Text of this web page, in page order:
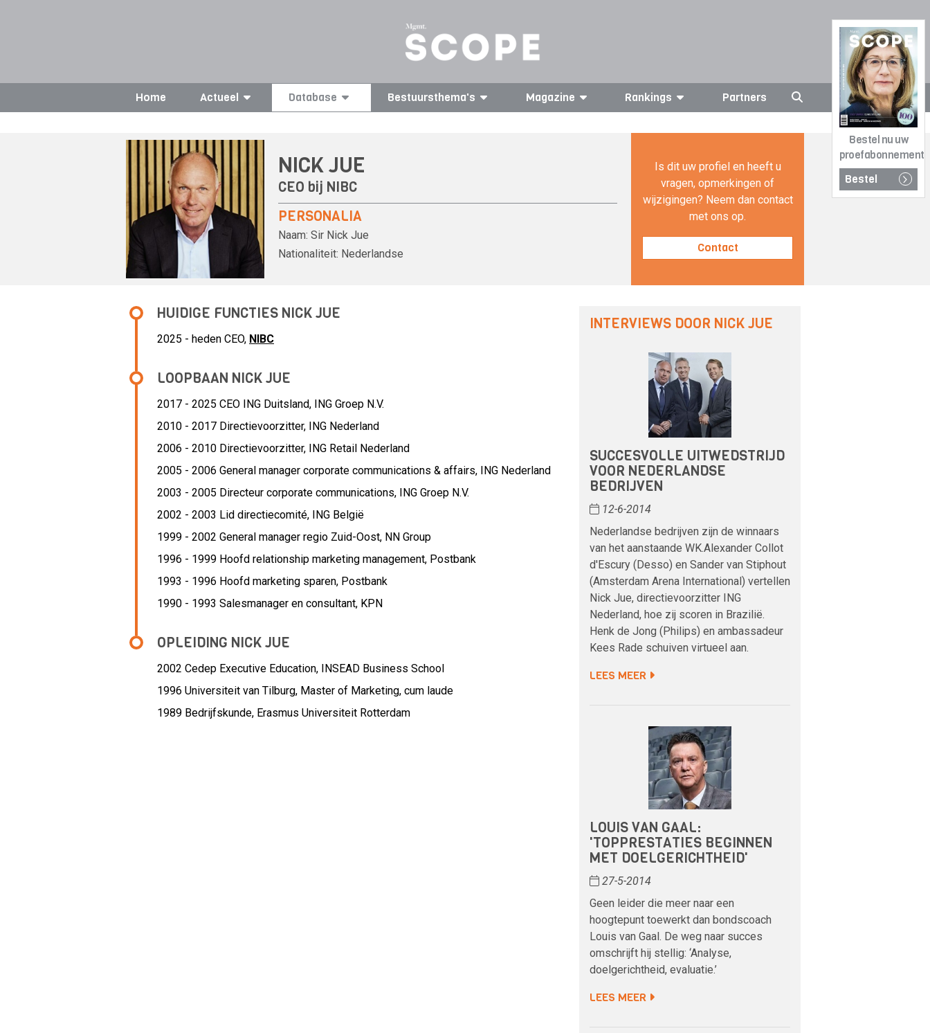
Bestel nu uw
proefabonnement
Bestel
Home Actueel Database Bestuursthema's Magazine Rankings Partners
NICK JUE
CEO bij NIBC
PERSONALIA
Naam: Sir Nick Jue
Nationaliteit: Nederlandse
Is dit uw profiel en heeft u
vragen, opmerkingen of
wijzigingen? Neem dan contact
met ons op.
Contact
HUIDIGE FUNCTIES NICK JUE
2025 - heden CEO, NIBC
LOOPBAAN NICK JUE
2017 - 2025 CEO ING Duitsland, ING Groep N.V.
2010 - 2017 Directievoorzitter, ING Nederland
2006 - 2010 Directievoorzitter, ING Retail Nederland
2005 - 2006 General manager corporate communications & affairs, ING Nederland
2003 - 2005 Directeur corporate communications, ING Groep N.V.
2002 - 2003 Lid directiecomité, ING België
1999 - 2002 General manager regio Zuid-Oost, NN Group
1996 - 1999 Hoofd relationship marketing management, Postbank
1993 - 1996 Hoofd marketing sparen, Postbank
1990 - 1993 Salesmanager en consultant, KPN
OPLEIDING NICK JUE
2002 Cedep Executive Education, INSEAD Business School
1996 Universiteit van Tilburg, Master of Marketing, cum laude
1989 Bedrijfskunde, Erasmus Universiteit Rotterdam
INTERVIEWS DOOR NICK JUE
SUCCESVOLLE UITWEDSTRIJD
VOOR NEDERLANDSE
BEDRIJVEN
12-6-2014
Nederlandse bedrijven zijn de winnaars
van het aanstaande WK.Alexander Collot
d'Escury (Desso) en Sander van Stiphout
(Amsterdam Arena International) vertellen
Nick Jue, directievoorzitter ING
Nederland, hoe zij scoren in Brazilië.
Henk de Jong (Philips) en ambassadeur
Kees Rade schuiven virtueel aan.
LEES MEER
LOUIS VAN GAAL:
'TOPPRESTATIES BEGINNEN
MET DOELGERICHTHEID'
27-5-2014
Geen leider die meer naar een
hoogtepunt toewerkt dan bondscoach
Louis van Gaal. De weg naar succes
omschrijft hij stellig: ‘Analyse,
doelgerichtheid, evaluatie.’
LEES MEER